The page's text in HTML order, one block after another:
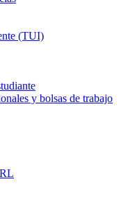
(TUI)
y bolsas de trabajo